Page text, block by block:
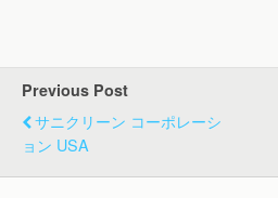
Previous Post
サニクリーン コーポレーシ
ョン USA